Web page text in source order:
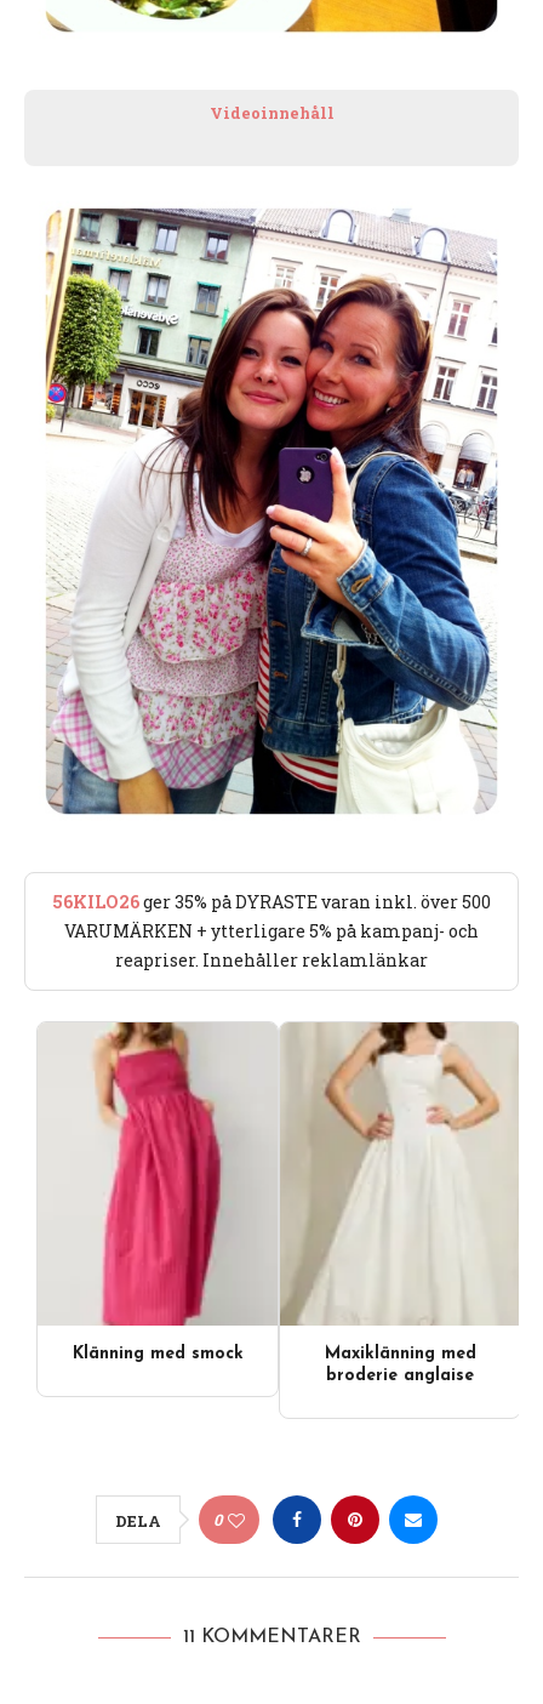
Videoinnehåll
56KILO26ger 35% på DYRASTE varan inkl. över 500
VARUMÄRKEN + ytterligare 5% på kampanj- och
reapriser. Innehåller reklamlänkar
Klänning med smock
Maxiklänning med
broderie anglaise
DELA 0
11 KOMMENTARER